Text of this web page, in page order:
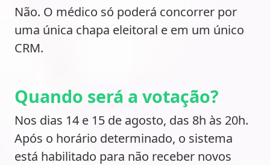
Não. O médico só poderá concorrer por
uma única chapa eleitoral e em um único
CRM.
Quando será a votação?
Nos dias 14 e 15 de agosto, das 8h às 20h.
Após o horário determinado, o sistema
está habilitado para não receber novos